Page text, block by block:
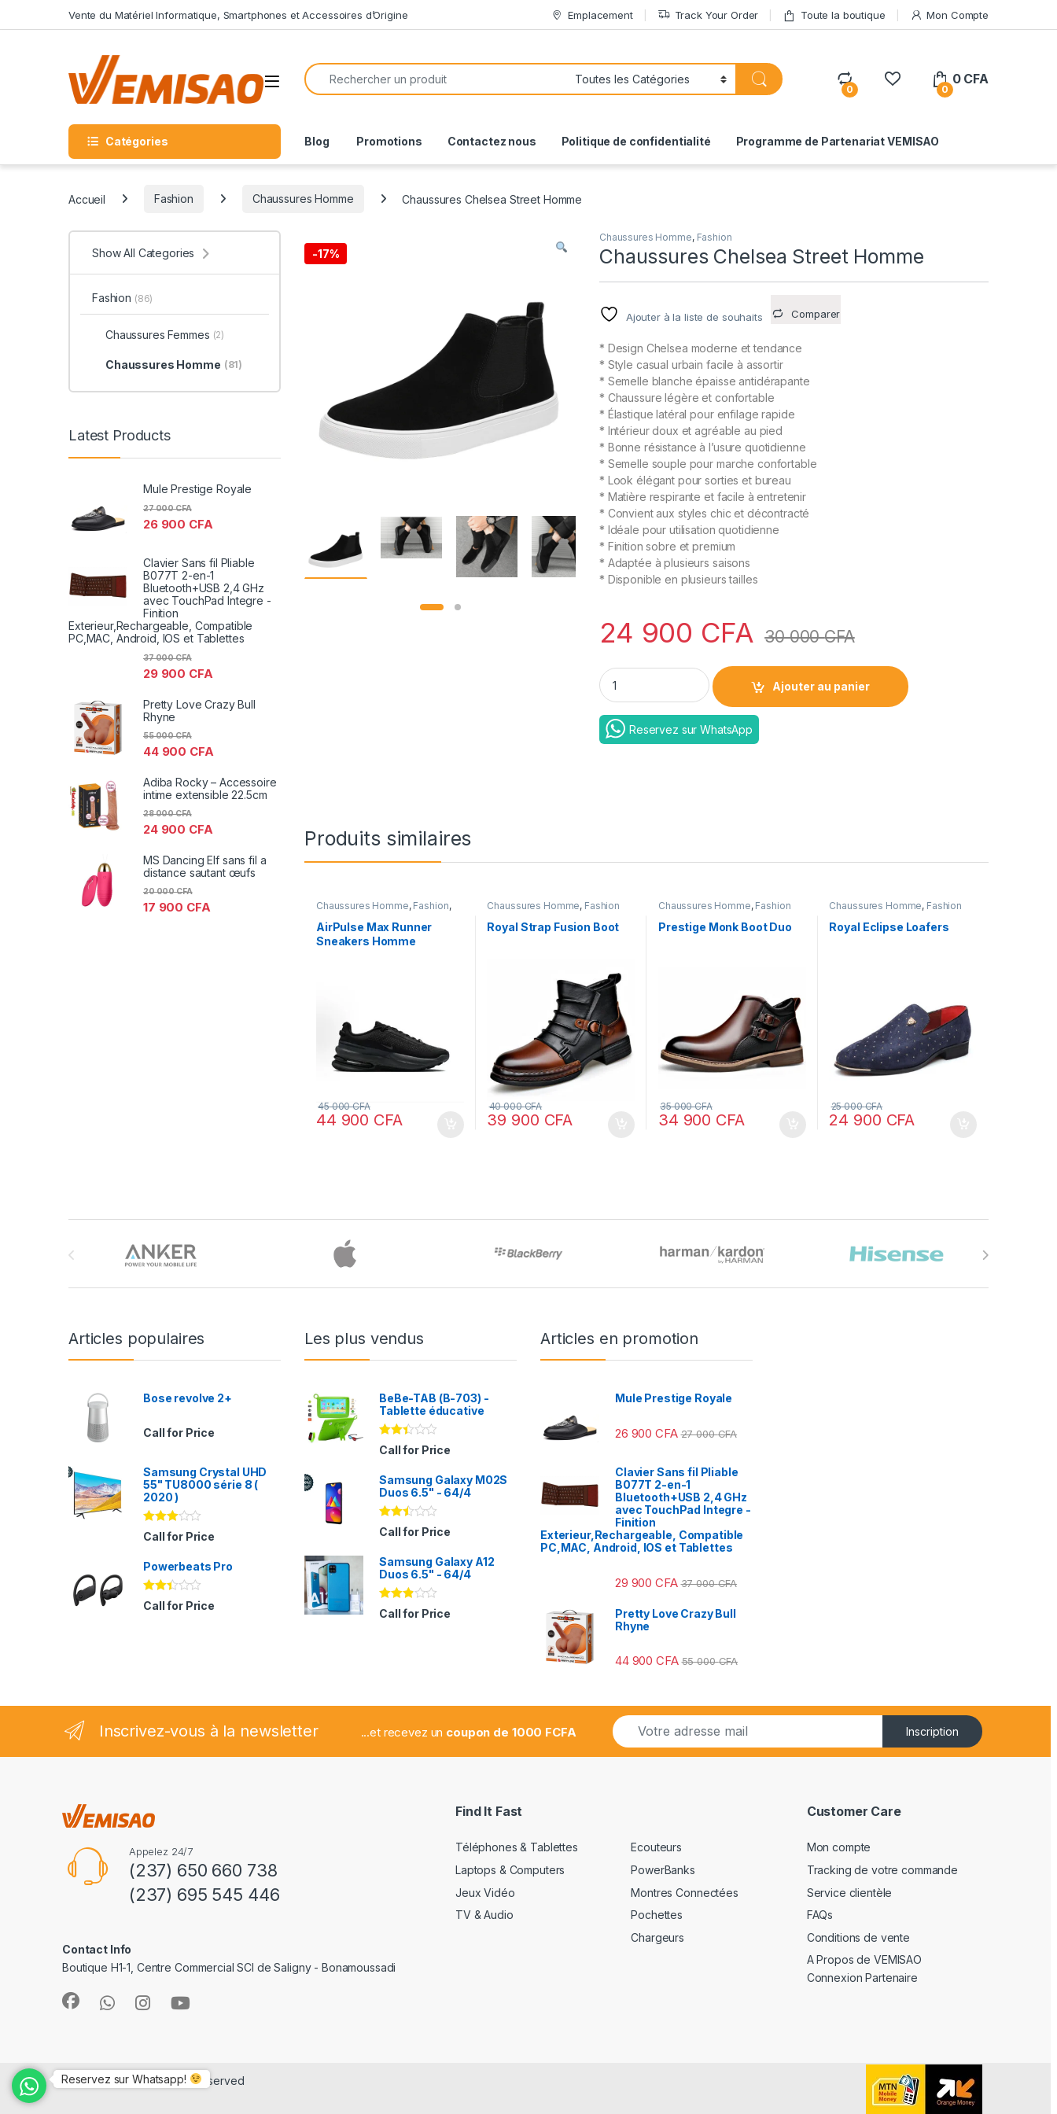
Vente du Matériel Informatique, Smartphones et Accessoires d’Origine Emplacement Track Your Order Toute la boutique Mon Compte
Open
Search for:
0 0
0 CFA
Catégories Blog Promotions Contactez nous Politique de confidentialité Programme de Partenariat VEMISAO
Accueil Fashion Chaussures Homme Chaussures Chelsea Street Homme
-17%
Chaussures Homme, Fashion
Chaussures Chelsea Street Homme
Ajouter à la liste de souhaits Comparer
* Design Chelsea moderne et tendance
* Style casual urbain facile à assortir
* Semelle blanche épaisse antidérapante
* Chaussure légère et confortable
* Élastique latéral pour enfilage rapide
* Intérieur doux et agréable au pied
* Bonne résistance à l’usure quotidienne
* Semelle souple pour marche confortable
* Look élégant pour sorties et bureau
* Matière respirante et facile à entretenir
* Convient aux styles chic et décontracté
* Idéale pour utilisation quotidienne
* Finition sobre et premium
* Adaptée à plusieurs saisons
* Disponible en plusieurs tailles
24 900 CFA 30 000CFA
Chaussures Chelsea Street Homme quantity
Ajouter au panier
Reservez sur WhatsApp
Produits similaires
Chaussures Homme, Fashion,
AirPulse Max Runner
Sneakers Homme
44 900 CFA
45 000CFA
Chaussures Homme, Fashion
Royal Strap Fusion Boot
39 900 CFA
40 000CFA
Chaussures Homme, Fashion
Prestige Monk Boot Duo
34 900 CFA
35 000CFA
Chaussures Homme, Fashion
Royal Eclipse Loafers
24 900 CFA
25 000CFA
Show All Categories
Fashion (86)
Chaussures Femmes (2)
Chaussures Homme (81)
Latest Products
Mule Prestige Royale
26 900 CFA
27 000CFA
Clavier Sans fil Pliable
B077T 2-en-1
Bluetooth+USB 2,4 GHz
avec TouchPad Integre -
Finition
Exterieur,Rechargeable, Compatible
PC,MAC, Android, IOS et Tablettes
29 900 CFA
37 000CFA
Pretty Love Crazy Bull
Rhyne
44 900 CFA
55 000CFA
Adiba Rocky – Accessoire
intime extensible 22.5cm
24 900 CFA
28 000CFA
MS Dancing Elf sans fil a
distance sautant œufs
17 900 CFA
20 000CFA
Articles populaires
Bose revolve 2+
Call for Price
Samsung Crystal UHD
55" TU8000 série 8 (
2020 )
Note
2.94
Call for Price
Powerbeats Pro
Note
2.35
Call for Price
Les plus vendus
BeBe-TAB (B-703) -
Tablette éducative
Note
2.31
5
Call for Price
Samsung Galaxy M02S
Duos 6.5" - 64/4
Note
2.41
5
Call for Price
Samsung Galaxy A12
Duos 6.5" - 64/4
Note
2.78
Call for Price
Articles en promotion
Mule Prestige Royale
26 900CFA 27 000CFA
Clavier Sans fil Pliable
B077T 2-en-1
Bluetooth+USB 2,4 GHz
avec TouchPad Integre -
Finition
Exterieur,Rechargeable, Compatible
PC,MAC, Android, IOS et Tablettes
29 900CFA 37 000CFA
Pretty Love Crazy Bull
Rhyne
44 900CFA 55 000CFA
Inscrivez-vous à la newsletter ...et recevez un coupon de 1000 FCFA
E
m
a
Inscription
Appelez 24/7
(237) 650 660 738
(237) 695 545 446
Contact Info
Boutique H1-1, Centre Commercial SCI de Saligny - Bonamoussadi
Find It Fast
Téléphones & Tablettes
Laptops & Computers
Jeux Vidéo
TV & Audio
Ecouteurs
PowerBanks
Montres Connectées
Pochettes
Chargeurs
Customer Care
Mon compte
Tracking de votre commande
Service clientèle
FAQs
Conditions de vente
A Propos de VEMISAO
Connexion Partenaire
©e-Vemisao- All Rights Reserved
Reservez sur Whatsapp!